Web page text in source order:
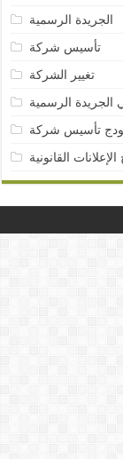
الجريدة الرسمية
تأسيس شركة
تغيير الشركة
الجريدة الرسمية
تأسيس شركة
القانونية